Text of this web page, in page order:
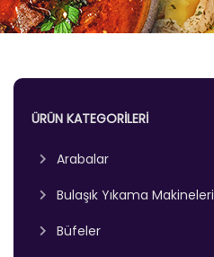
ÜRÜN KATEGORİLERİ
Arabalar
Mutfak Arabaları
Bulaşık Yıkama Makineleri
Bulaşık Yıkama Makineleri
Büfeler